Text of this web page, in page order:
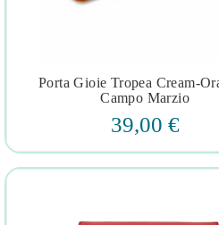
 
Porta Gioie Tropea Cream-
Campo Marzio
39,00 €